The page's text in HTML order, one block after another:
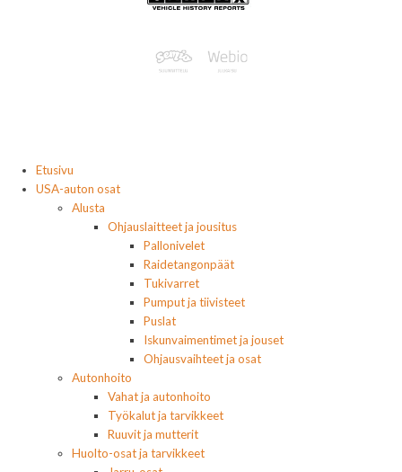
Etusivu
USA-auton osat
Alusta
Ohjauslaitteet ja jousitus
Pallonivelet
Raidetangonpäät
Tukivarret
Pumput ja tiivisteet
Puslat
Iskunvaimentimet ja jouset
Ohjausvaihteet ja osat
Autonhoito
Vahat ja autonhoito
Työkalut ja tarvikkeet
Ruuvit ja mutterit
Huolto-osat ja tarvikkeet